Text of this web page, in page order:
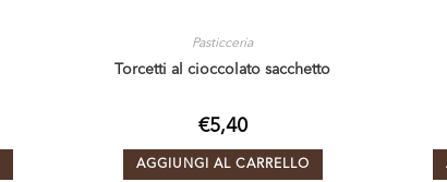
Pasticceria
Torcetti al cioccolato sacchetto
€5,40
AGGIUNGI AL CARRELLO